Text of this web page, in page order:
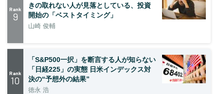
Rank
9
きの取れない人が見落としている、投資
開始の「ベストタイミング」
山崎 俊輔
Rank
10
「S&P500一択」を断言する人が知らない
「日経225」の実態 日米インデックス対
決の“予想外の結果”
徳永 浩